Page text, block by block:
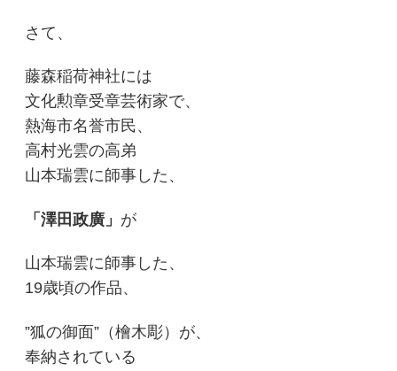
さて、
藤森稲荷神社には
文化勲章受章芸術家で、
熱海市名誉市民、
高村光雲の高弟
山本瑞雲に師事した、
「澤田政廣」 が
山本瑞雲に師事した、
19歳頃の作品、
”狐の御面”（檜木彫）が、
奉納されている